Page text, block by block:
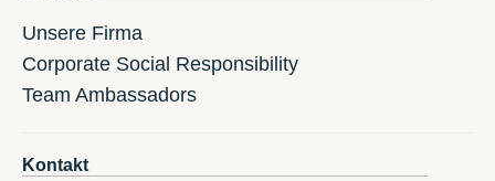
Unsere Firma
Corporate Social Responsibility
Team Ambassadors
Kontakt